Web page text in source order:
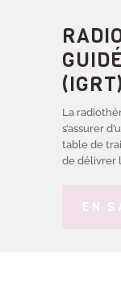
La
s’assurer
table de
de délivrer
EN